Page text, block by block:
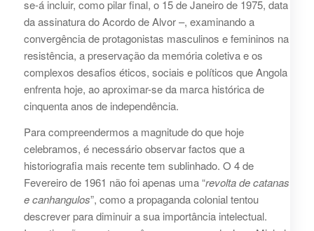
se-á incluir, como pilar final, o 15 de Janeiro de 1975, data
da assinatura do Acordo de Alvor –, examinando a
convergência de protagonistas masculinos e femininos na
resistência, a preservação da memória coletiva e os
complexos desafios éticos, sociais e políticos que Angola
enfrenta hoje, ao aproximar-se da marca histórica de
cinquenta anos de independência.
Para compreendermos a magnitude do que hoje
celebramos, é necessário observar factos que a
historiografia mais recente tem sublinhado. O 4 de
Fevereiro de 1961 não foi apenas uma “revolta de catanas
e canhangulos”, como a propaganda colonial tentou
descrever para diminuir a sua importância intelectual.